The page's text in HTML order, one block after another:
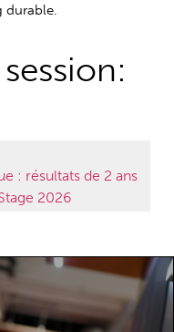
durable.
: résultats de 2 ans
2026